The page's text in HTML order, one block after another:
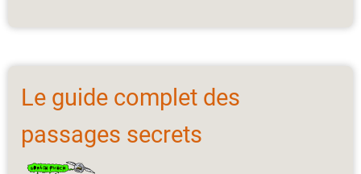
Le guide complet des
passages secrets